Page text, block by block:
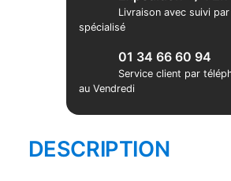
Livraison avec suivi
spécialisé
01 34 66 60 94
Service client par
au Vendredi
DESCRIPTION